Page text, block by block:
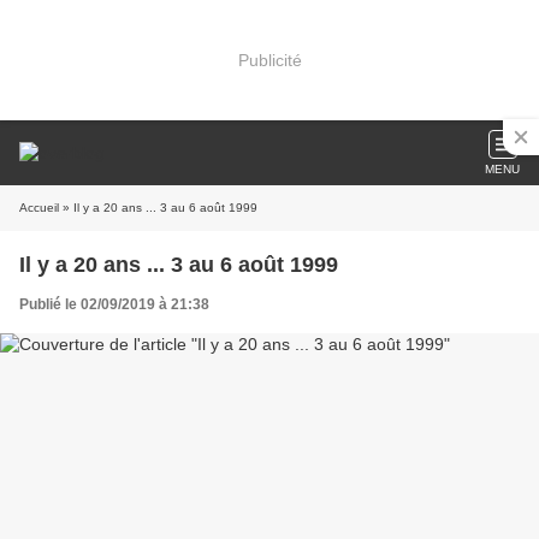
Publicité
MENU
Accueil » Il y a 20 ans ... 3 au 6 août 1999
Il y a 20 ans ... 3 au 6 août 1999
Publié le 02/09/2019 à 21:38